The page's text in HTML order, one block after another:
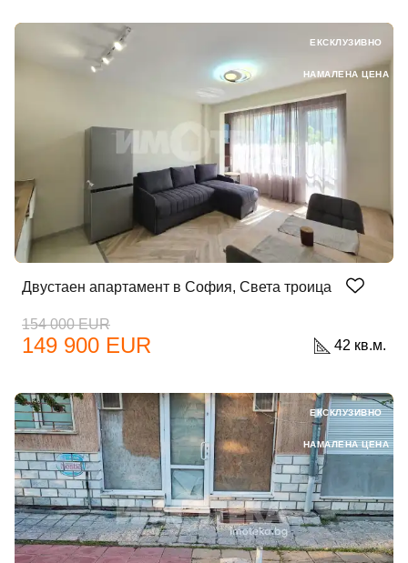
Двустаен апартамент в София, Света троица
154 000 EUR
149 900 EUR 42 кв.м.
ЕКСКЛУЗИВНО
НАМАЛЕНА ЦЕНА
ЕКСКЛУЗИВНО
НАМАЛЕНА ЦЕНА